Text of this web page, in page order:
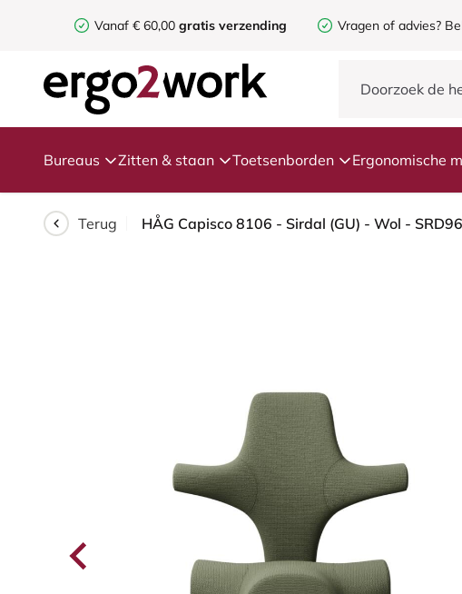
Vanaf € 60,00 gratis verzending Vragen of advies?
Bureaus Zitten & staan Toetsenborden Ergonomische
Terug